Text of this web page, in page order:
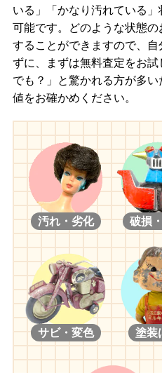
#42 BAR 01 SUPERTEC
#43 ARROWS A20 P.DE LA ROSA
#44 ARROWS A20 T.TAKAGI 1999
#45 ARROWS SUPERTEC A21
#46 ARROWS SUPERTEC A21
#47 BENETTON PLAYLIFE B200
#48 BENETTON PLAYLIFE B200
#49 BENETTON RENAULT
#50 BENETTON RENAULT
#51 PROST ACER AP04 T.ENGE
#52 PROST ACER AP04 L.BURTI
#53 WILLIAMSF1 BMW FW23
MALAYSIA,MARCH 18TH,2001
#54 WILLIAMSF1 BMW FW23
MARINO,APRIL 15TH,2001
#55 WILLIAMSF1 BMW FW22
SCHUMACHER
#56 WILLIAMSF1 BMW FW23
MARINO,APRIL 16TH,2001
#57 WILLIAMSF1 BMW FW23
#58 WILLIAMSF1 BMW FW23
#59 WILLIAMSF1 BMW FW23
MARINO,APRIL 16TH,2001
いる」「かなり汚れている
可能です。どのような状態
することができますので、
ずに、まずは無料査定をお
でも？」と驚かれる方が多
値をお確かめください。
汚れ・劣化 破損
サビ・変色 塗装